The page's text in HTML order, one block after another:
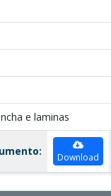
e laminas
Download